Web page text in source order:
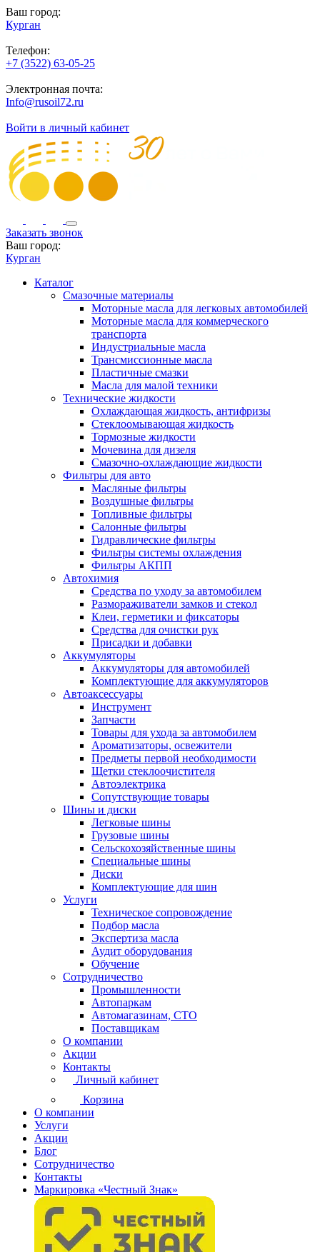
Ваш город:
Курган
Телефон:
+7 (3522) 63-05-25
Электронная почта:
Info@rusoil72.ru
Войти в личный кабинет
Заказать звонок
Ваш город:
Курган
Каталог
Смазочные материалы
Моторные масла для легковых автомобилей
Моторные масла для коммерческого
транспорта
Индустриальные масла
Трансмиссионные масла
Пластичные смазки
Масла для малой техники
Технические жидкости
Охлаждающая жидкость, антифризы
Стеклоомывающая жидкость
Тормозные жидкости
Мочевина для дизеля
Смазочно-охлаждающие жидкости
Фильтры для авто
Масляные фильтры
Воздушные фильтры
Топливные фильтры
Салонные фильтры
Гидравлические фильтры
Фильтры системы охлаждения
Фильтры АКПП
Автохимия
Средства по уходу за автомобилем
Размораживатели замков и стекол
Клеи, герметики и фиксаторы
Средства для очистки рук
Присадки и добавки
Аккумуляторы
Аккумуляторы для автомобилей
Комплектующие для аккумуляторов
Автоаксессуары
Инструмент
Запчасти
Товары для ухода за автомобилем
Ароматизаторы, освежители
Предметы первой необходимости
Щетки стеклоочистителя
Автоэлектрика
Сопутствующие товары
Шины и диски
Легковые шины
Грузовые шины
Сельскохозяйственные шины
Специальные шины
Диски
Комплектующие для шин
Услуги
Техническое сопровождение
Подбор масла
Экспертиза масла
Аудит оборудования
Обучение
Сотрудничество
Промышленности
Автопаркам
Автомагазинам, СТО
Поставщикам
О компании
Акции
Контакты
Личный кабинет
Корзина
О компании
Услуги
Акции
Блог
Сотрудничество
Контакты
Маркировка «Честный Знак»